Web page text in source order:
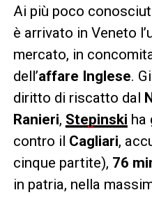
Ai più poco
è arrivato in Veneto
mercato, in
dell’affare Inglese.
diritto di riscatto dal
Ranieri, Stepinski ha
contro il Cagliari,
cinque partite), 76
in patria, nella